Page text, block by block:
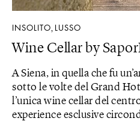
INSOLITO, LUSSO
Wine Cellar by
A Siena, in quella che fu
sotto le volte del Grand
l’unica wine cellar del
experience esclusive